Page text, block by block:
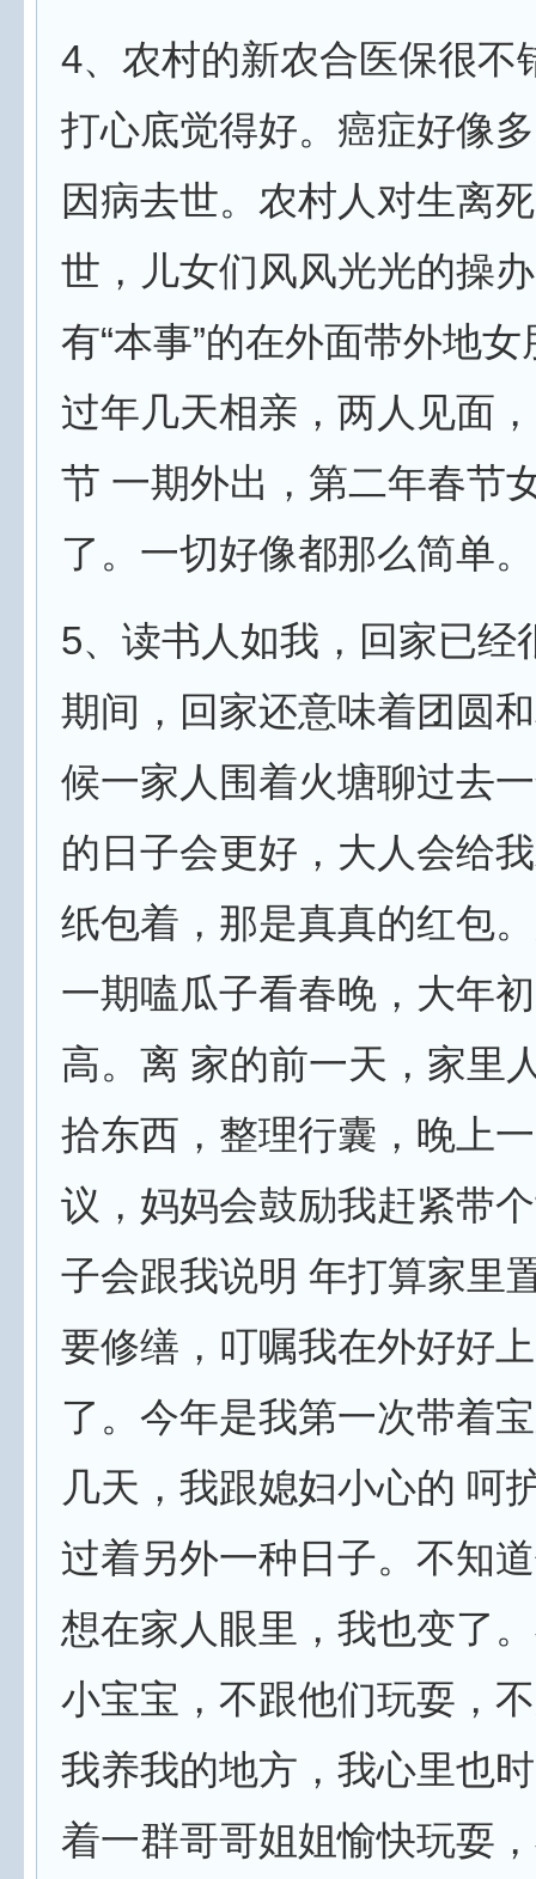
4、农村的新农合医保很
打心底觉得好。癌症好像
因病去世。农村人对生离
世，儿女们风风光光的操
有“本事”的在外面带外地
过年几天相亲，两人见面
节 一期外出，第二年春节
了。一切好像都那么简单。
5、读书人如我，回家已
期间，回家还意味着团圆
候一家人围着火塘聊过去
的日子会更好，大人会给
纸包着，那是真真的红包
一期嗑瓜子看春晚，大年
高。离 家的前一天，家里
拾东西，整理行囊，晚上
议，妈妈会鼓励我赶紧带
子会跟我说明 年打算家里
要修缮，叮嘱我在外好好
了。今年是我第一次带着
几天，我跟媳妇小心的 呵
过着另外一种日子。不知
想在家人眼里，我也变了
小宝宝，不跟他们玩耍，
我养我的地方，我心里也
着一群哥哥姐姐愉快玩耍